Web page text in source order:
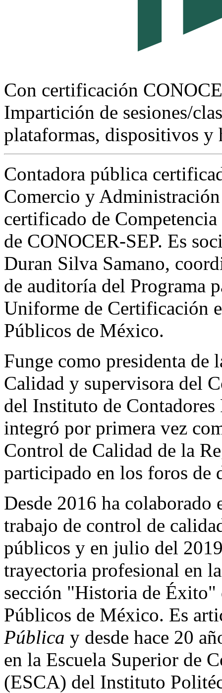
Con certificación
Impartición de sesiones/
plataformas, dispositivos y
Contadora pública
Comercio y
certificado de
de CONOCER-SEP. Es
Duran Silva Samano,
de auditoría del Programa
Uniforme de Certificación
Públicos de México.
Funge como presidenta
Calidad y supervisora del
del Instituto de
integró por primera vez
Control de Calidad de la
participado en los foros de
Desde 2016 ha colaborado
trabajo de control de
públicos y en julio del
trayectoria profesional en
sección "Historia de Éxito"
Públicos de México. Es
Pública y desde hace 20
en la Escuela Superior de
(ESCA) del Instituto